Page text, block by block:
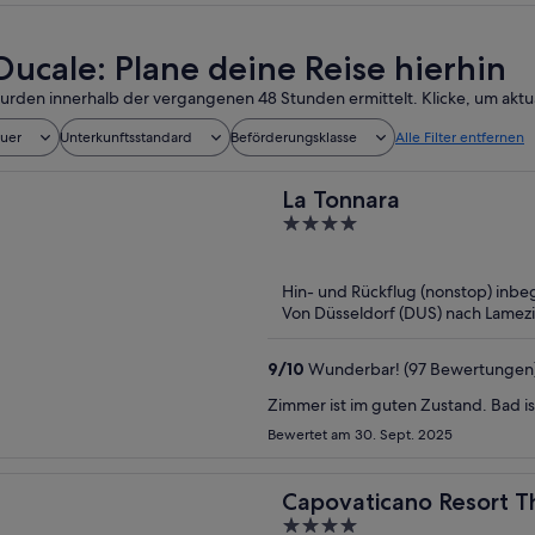
Plane deine Reise hierhin
innerhalb der vergangenen 48 Stunden ermittelt. Klicke, um
Unterkunftsstandard Beförderungsklasse Alle Filter entfernen
La Tonnara
4
5
Hin- und Rückflug (nonstop)
Von Düsseldorf (DUS) nach
9/10 Wunderbar! (97
Zimmer ist im guten Zustand. Bad
Bewertet am 30. Sept. 2025
Capovaticano Resort
4